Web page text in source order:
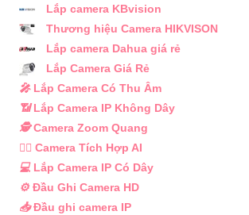
Lắp camera KBvision
Thương hiệu Camera HIKVISON
Lắp camera Dahua giá rẻ
Lắp Camera Giá Rẻ
️🎤️ Lắp Camera Có Thu Âm
📶Lắp Camera IP Không Dây
🕵️Camera Zoom Quang
🧛‍♀️ Camera Tích Hợp AI
💻Lắp Camera IP Có Dây
⚙️Đầu Ghi Camera HD
📥Đầu ghi camera IP